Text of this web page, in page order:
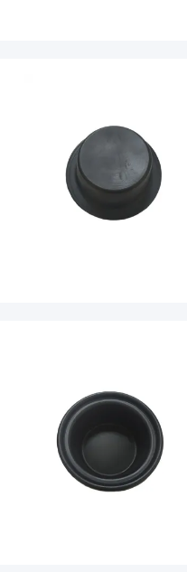
Linda.M
Seit der Zusammenarbeit mit
Jahr 2020 haben ihre Schiffs- und
Industrie-Schockdämpfer
Leistung gezeigt.Gewährleistung